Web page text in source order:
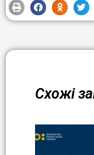
Схожі